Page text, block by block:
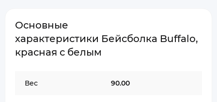
Основные
характеристики Бейсболка Buffalo,
красная с белым
Вес 90.00